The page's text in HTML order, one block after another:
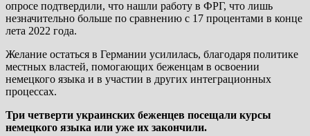
опросе подтвердили, что нашли работу в ФРГ, что лишь
незначительно больше по сравнению с 17 процентами в конце
лета 2022 года.
Желание остаться в Германии усилилась, благодаря политике
местных властей, помогающих беженцам в освоении
немецкого языка и в участии в других интеграционных
процессах.
Три четверти украинских беженцев посещали курсы
немецкого языка или уже их закончили.